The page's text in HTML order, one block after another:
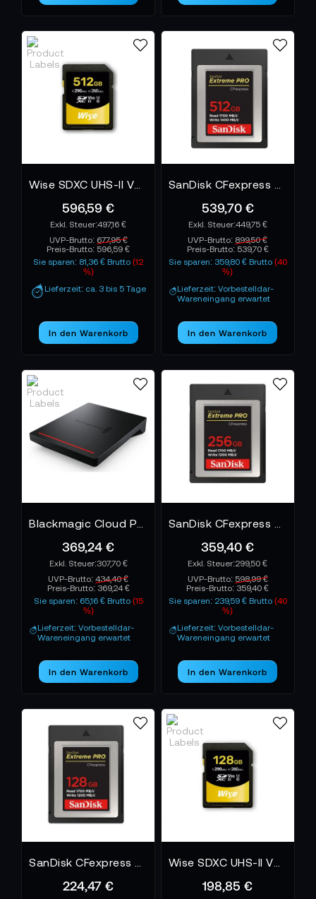
596,59 €
497,16 €
UVP-Brutto: 677,95 €
Preis-Brutto: 596,59 €
Sie sparen: 81,36 € Brutto(12
%)
Lieferzeit: ca. 3 bis 5 Tage
In den Warenkorb
539,70 €
449,75 €
UVP-Brutto: 899,50 €
Preis-Brutto: 539,70 €
Sie sparen: 359,80 € Brutto (40
%)
Lieferzeit: Vorbestelldar-
Wareneingang erwartet
In den Warenkorb
369,24 €
307,70 €
UVP-Brutto:434,40 €
Preis-Brutto: 369,24 €
Sie sparen: 65,16 € Brutto (15
%)
Lieferzeit: Vorbestelldar-
Wareneingang erwartet
In den Warenkorb
359,40 €
299,50 €
UVP-Brutto: 598,99 €
Preis-Brutto: 359,40 €
Sie sparen: 239,59 € Brutto (40
%)
Lieferzeit: Vorbestelldar-
Wareneingang erwartet
In den Warenkorb
224,47 € 198,85 €